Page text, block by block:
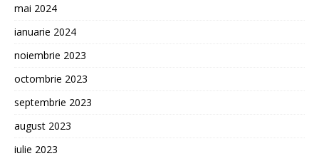
mai 2024
ianuarie 2024
noiembrie 2023
octombrie 2023
septembrie 2023
august 2023
iulie 2023